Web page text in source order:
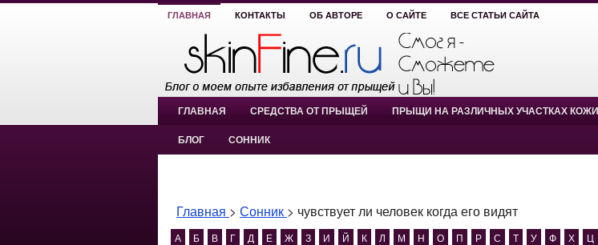
ГЛАВНАЯ КОНТАКТЫ ОБ АВТОРЕ О САЙТЕ ВСЕ СТАТЬИ САЙТА
ГЛАВНАЯ СРЕДСТВА ОТ ПРЫЩЕЙ ПРЫЩИ НА РАЗЛИЧНЫХ УЧАСТКАХ КОЖИ
БЛОГ СОННИК
Главная > Сонник > чувствует ли человек когда его видят
А Б В Г Д Е Ж З И Й К Л М Н О П Р С Т У Ф Х Ц